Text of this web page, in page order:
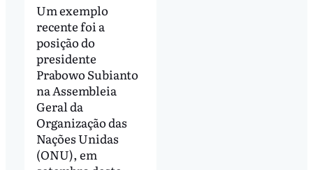
Um exemplo
recente foi a
posição do
presidente
Prabowo Subianto
na Assembleia
Geral da
Organização das
Nações Unidas
(ONU), em